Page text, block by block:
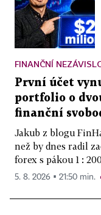
FINANČNÍ
První účet
portfolio o
finanční
Jakub z blogu
než by dnes radil
forex s pákou 1 :
5. 8. 2026 ▪ 21:50 min.